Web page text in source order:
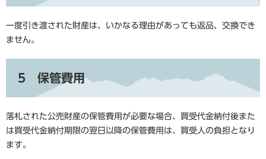
一度引き渡された財産は、いかなる理由があっても返品、交換でき
ません。
5 保管費用
落札された公売財産の保管費用が必要な場合、買受代金納付後また
は買受代金納付期限の翌日以降の保管費用は、買受人の負担となり
ます。